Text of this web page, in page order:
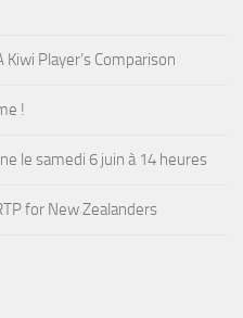
Player’s Comparison
!
le samedi 6 juin à 14 heures
for New Zealanders